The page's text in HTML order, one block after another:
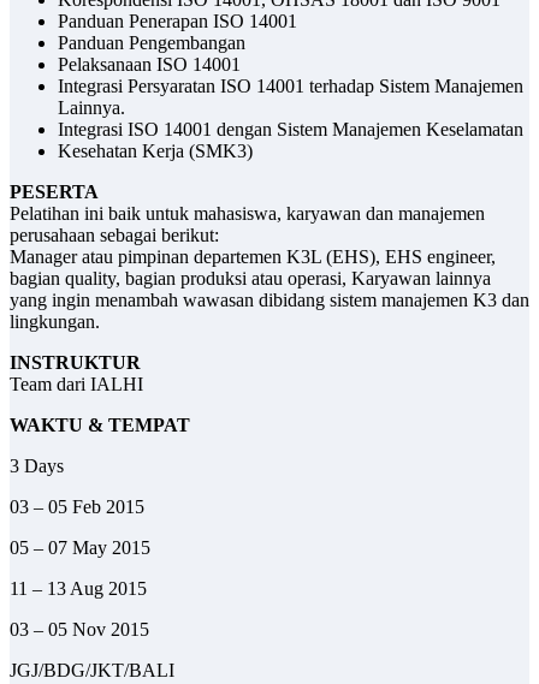
Panduan Penerapan ISO 14001
Panduan Pengembangan
Pelaksanaan ISO 14001
Integrasi Persyaratan ISO 14001 terhadap Sistem Manajemen
Lainnya.
Integrasi ISO 14001 dengan Sistem Manajemen Keselamatan
Kesehatan Kerja (SMK3)
PESERTA
Pelatihan ini baik untuk mahasiswa, karyawan dan manajemen
perusahaan sebagai berikut:
Manager atau pimpinan departemen K3L (EHS), EHS engineer,
bagian quality, bagian produksi atau operasi, Karyawan lainnya
yang ingin menambah wawasan dibidang sistem manajemen K3 dan
lingkungan.
INSTRUKTUR
Team dari IALHI
WAKTU & TEMPAT
3 Days
03 – 05 Feb 2015
05 – 07 May 2015
11 – 13 Aug 2015
03 – 05 Nov 2015
JGJ/BDG/JKT/BALI